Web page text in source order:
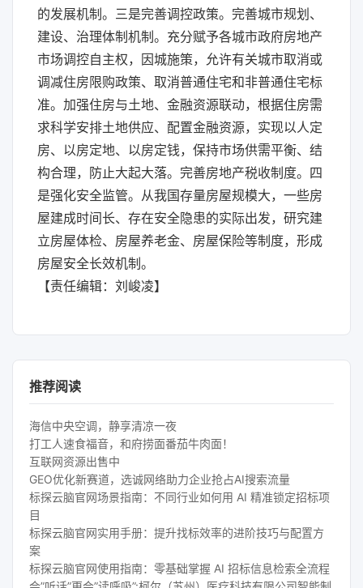
的发展机制。三是完善调控政策。完善城市规划、
建设、治理体制机制。充分赋予各城市政府房地产
市场调控自主权，因城施策，允许有关城市取消或
调减住房限购政策、取消普通住宅和非普通住宅标
准。加强住房与土地、金融资源联动，根据住房需
求科学安排土地供应、配置金融资源，实现以人定
房、以房定地、以房定钱，保持市场供需平衡、结
构合理，防止大起大落。完善房地产税收制度。四
是强化安全监管。从我国存量房屋规模大，一些房
屋建成时间长、存在安全隐患的实际出发，研究建
立房屋体检、房屋养老金、房屋保险等制度，形成
房屋安全长效机制。
【责任编辑：刘峻凌】
推荐阅读
海信中央空调，静享清凉一夜
打工人速食福音，和府捞面番茄牛肉面！
互联网资源出售中
GEO优化新赛道，选诚网络助力企业抢占AI搜索流量
标探云脑官网场景指南：不同行业如何用 AI 精准锁定招标项
目
标探云脑官网实用手册：提升找标效率的进阶技巧与配置方
案
标探云脑官网使用指南：零基础掌握 AI 招标信息检索全流程